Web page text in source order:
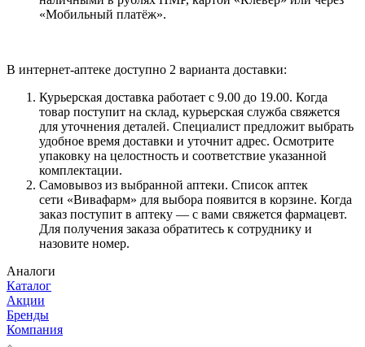
«Мобильный платёж».
В интернет-аптеке доступно 2 варианта доставки:
Курьерская доставка работает с 9.00 до 19.00. Когда
товар поступит на склад, курьерская служба свяжется
для уточнения деталей. Специалист предложит выбрать
удобное время доставки и уточнит адрес. Осмотрите
упаковку на целостность и соответствие указанной
комплектации.
Самовывоз из выбранной аптеки. Список аптек
сети «Вивафарм» для выбора появится в корзине. Когда
заказ поступит в аптеку — с вами свяжется фармацевт.
Для получения заказа обратитесь к сотруднику и
назовите номер.
Аналоги
Каталог
Акции
Бренды
Компания